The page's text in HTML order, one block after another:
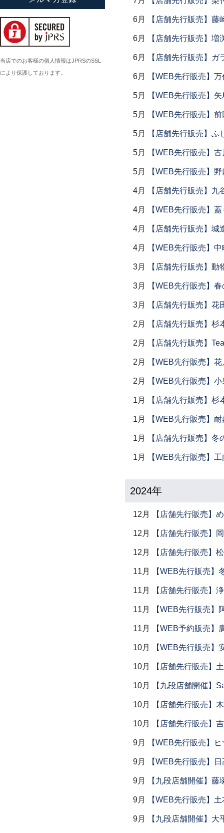
6月 【店舗先行販売】
6月 【店舗先行販売】増
6月 【店舗先行販売】ガ
6月 【WEB先行販売】
5月 【WEB先行販売】
5月 【WEB先行販売】
5月 【店舗先行販売】ふ
5月 【WEB先行販売】
5月 【WEB先行販売】
4月 【店舗先行販売】九
4月 【WEB先行販売】
4月 【店舗先行販売】城
4月 【WEB先行販売】
3月 【店舗先行販売】動
3月 【WEB先行販売】
3月 【店舗先行販売】
2月 【店舗先行販売】
2月 【店舗先行販売】
2月 【WEB先行販売】
2月 【WEB先行販売】
1月 【店舗先行販売】
1月 【WEB先行販売】
1月 【店舗先行販売】冬
1月 【WEB先行販売】
2024年
12月 【店舗先行販売】
12月 【店舗先行販売】
12月 【店舗先行販売】
11月 【WEB先行販売】
11月 【店舗先行販売】
11月 【WEB先行販売】
11月 【WEB予約販売】
10月 【WEB先行販売】
10月 【店舗先行販売】
10月 【九段店舗開催】
10月 【店舗先行販売】
10月 【店舗先行販売】
9月 【WEB先行販売】
9月 【WEB先行販売】
9月 【九段店舗開催】藤
9月 【WEB先行販売】
9月 【九段店舗開催】大
小倉広太郎
岡田直人
岡野達也
岡本修
小川佳子
当店でのお客様の個人情報はJPRSのSSL
により保護しております。